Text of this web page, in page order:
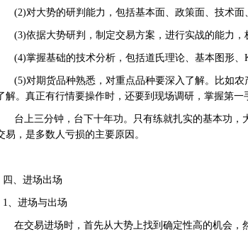
(2)对大势的研判能力，包括基本面、政策面、技术面
(3)依据大势研判，制定交易方案，进行实战的能力，
(4)掌握基础的技术分析，包括道氏理论、基本图形、
(5)对期货品种熟悉，对重点品种要深入了解。比如
解。真正有行情要操作时，还要到现场调研，掌握第一
台上三分钟，台下十年功。只有练就扎实的基本功，
易，是多数人亏损的主要原因。
四、进场出场
1、进场与出场
在交易进场时，首先从大势上找到确定性高的机会，